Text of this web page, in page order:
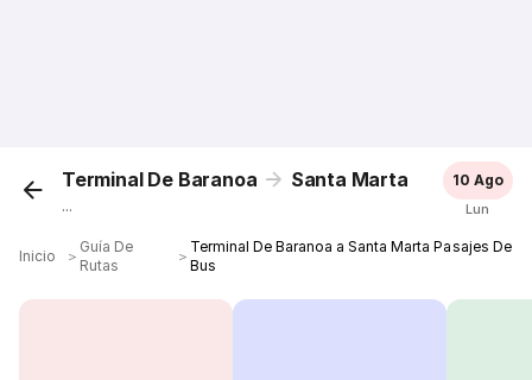
Terminal De Baranoa Santa Marta
...
10 Ago
Lun
Inicio ＞
Guía De
Rutas
＞
Terminal De Baranoa a Santa Marta Pasajes De
Bus